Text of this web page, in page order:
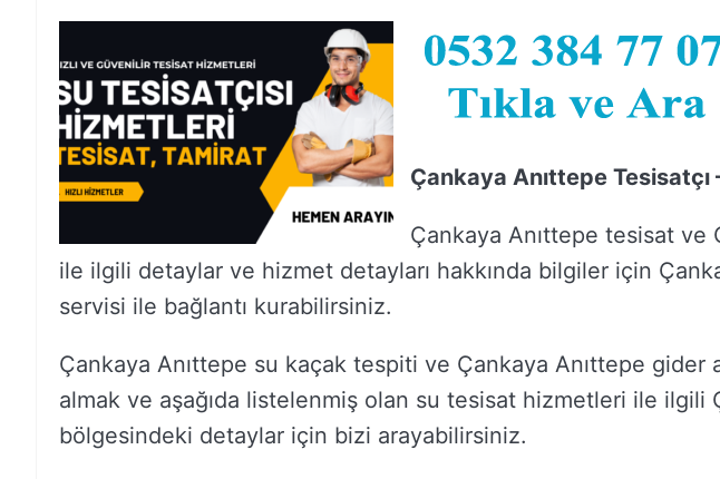
Çankaya Anıttepe
Çankaya Anıttepe tesisat ve
ile ilgili detaylar ve hizmet detayları hakkında bilgiler için
servisi ile bağlantı kurabilirsiniz.
Çankaya Anıttepe su kaçak tespiti ve Çankaya Anıttepe
almak ve aşağıda listelenmiş olan su tesisat hizmetleri ile ilgili
bölgesindeki detaylar için bizi arayabilirsiniz.